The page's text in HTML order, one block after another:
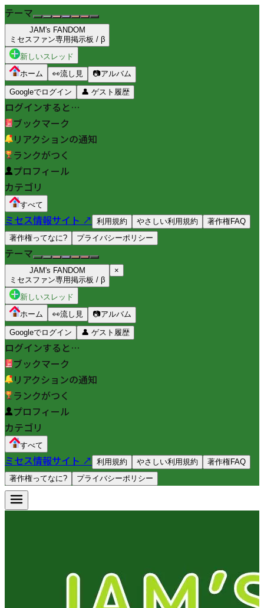
テーマ
JAM's FANDOM
ミセスファン専用掲示板 / β
新しいスレッド
ホーム
👀流し見 📷アルバム
Googleでログイン 👤 ゲスト履歴
ログインすると…
ブックマーク
リアクションの通知
ランクがつく
プロフィール
カテゴリ
すべて
ミセス情報サイト ↗ 利用規約 やさしい利用規約
著作権FAQ
著作権ってなに?
プライバシーポリシー
テーマ
JAM's FANDOM
ミセスファン専用掲示板 / β
×
新しいスレッド
ホーム
👀流し見 📷アルバム
Googleでログイン 👤 ゲスト履歴
ログインすると…
ブックマーク
リアクションの通知
ランクがつく
プロフィール
カテゴリ
すべて
ミセス情報サイト ↗ 利用規約 やさしい利用規約
著作権FAQ
著作権ってなに?
プライバシーポリシー